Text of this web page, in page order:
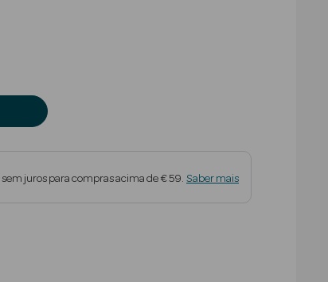
juros para compras acima de € 59. Saber mais